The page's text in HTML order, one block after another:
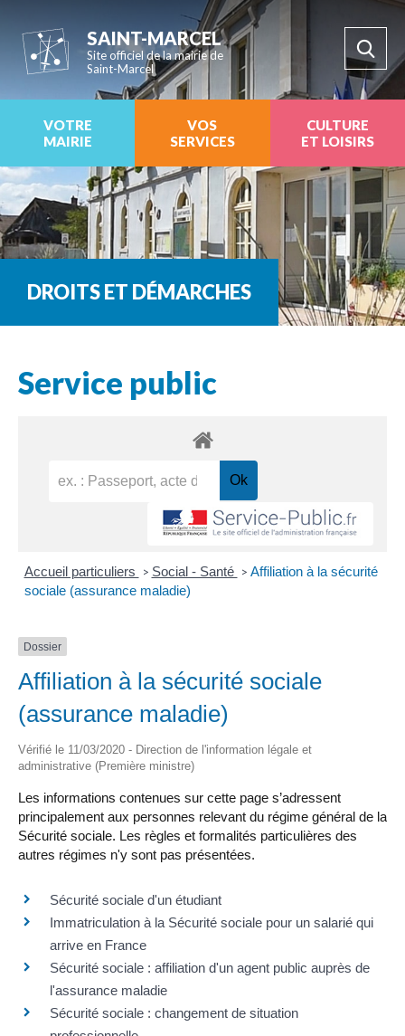
SAINT-MARCEL
Site officiel de la mairie de
Saint-Marcel
VOTRE
MAIRIE
VOS
SERVICES
CULTURE
ET LOISIRS
DROITS ET DÉMARCHES
Service public
Accueil particuliers > Social - Santé > Affiliation à la sécurité
sociale (assurance maladie)
Dossier
Affiliation à la sécurité sociale
(assurance maladie)
Vérifié le 11/03/2020 - Direction de l'information légale et
administrative (Première ministre)
Les informations contenues sur cette page s’adressent
principalement aux personnes relevant du régime général de la
Sécurité sociale. Les règles et formalités particulières des
autres régimes n'y sont pas présentées.
Sécurité sociale d'un étudiant
Immatriculation à la Sécurité sociale pour un salarié qui
arrive en France
Sécurité sociale : affiliation d'un agent public auprès de
l'assurance maladie
Sécurité sociale : changement de situation